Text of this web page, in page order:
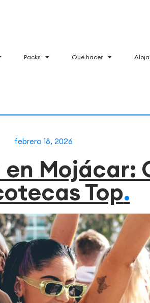
Packs Qué hacer
febrero 18, 2026
Mojácar:
Top